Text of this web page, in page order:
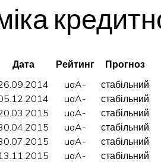
Дата Рейтинг
Прогноз
uaA-
стабільний
uaA-
стабільний
uaA-
стабільний
uaA-
стабільний
uaA-
стабільний
uaA-
стабільний